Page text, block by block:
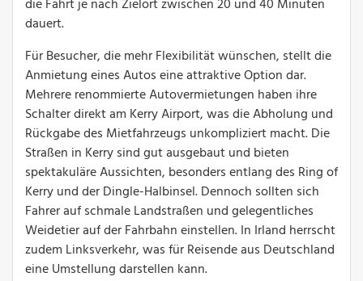
die Fahrt je nach Zielort zwischen 20 und 40 Minuten
dauert.
Für Besucher, die mehr Flexibilität wünschen, stellt die
Anmietung eines Autos eine attraktive Option dar.
Mehrere renommierte Autovermietungen haben ihre
Schalter direkt am Kerry Airport, was die Abholung und
Rückgabe des Mietfahrzeugs unkompliziert macht. Die
Straßen in Kerry sind gut ausgebaut und bieten
spektakuläre Aussichten, besonders entlang des Ring of
Kerry und der Dingle-Halbinsel. Dennoch sollten sich
Fahrer auf schmale Landstraßen und gelegentliches
Weidetier auf der Fahrbahn einstellen. In Irland herrscht
zudem Linksverkehr, was für Reisende aus Deutschland
eine Umstellung darstellen kann.